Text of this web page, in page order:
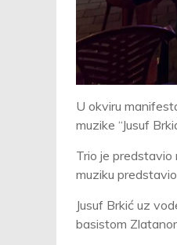
U okviru
muzike “Jusuf
Trio je predstavio
muziku
Jusuf Brkić uz
basistom